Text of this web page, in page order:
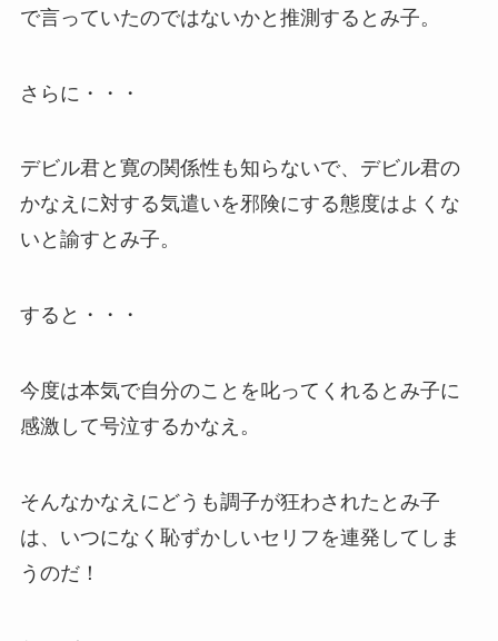
で言っていたのではないかと推測するとみ子。
さらに・・・
デビル君と寛の関係性も知らないで、デビル君の
かなえに対する気遣いを邪険にする態度はよくな
いと諭すとみ子。
すると・・・
今度は本気で自分のことを叱ってくれるとみ子に
感激して号泣するかなえ。
そんなかなえにどうも調子が狂わされたとみ子
は、いつになく恥ずかしいセリフを連発してしま
うのだ！